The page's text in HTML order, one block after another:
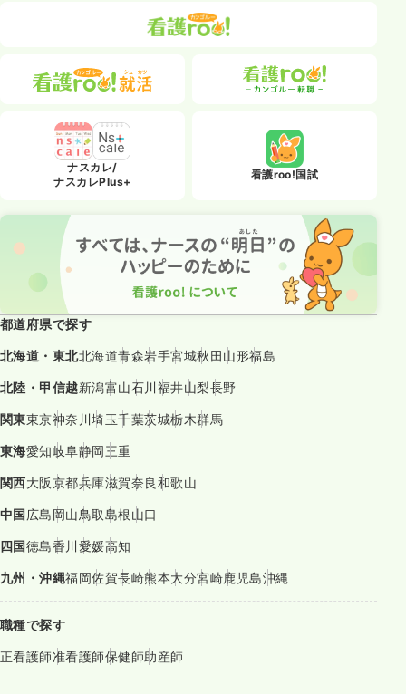
ナスカレ/
ナスカレPlus+
看護roo!国試
都道府県で探す
北海道・東北北海道青森岩手宮城秋田山形福島
北陸・甲信越新潟富山石川福井山梨長野
関東東京神奈川埼玉千葉茨城栃木群馬
東海愛知岐阜静岡三重
関西大阪京都兵庫滋賀奈良和歌山
中国広島岡山鳥取島根山口
四国徳島香川愛媛高知
九州・沖縄福岡佐賀長崎熊本大分宮崎鹿児島沖縄
職種で探す
正看護師准看護師保健師助産師